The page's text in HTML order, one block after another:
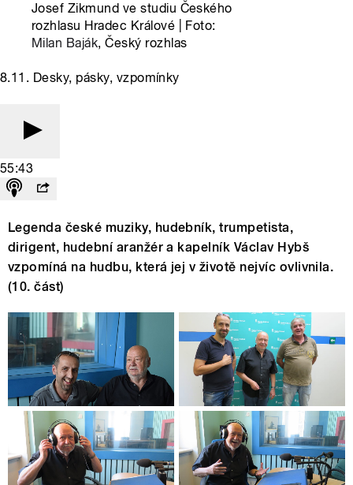
Josef Zikmund ve studiu Českého
rozhlasu Hradec Králové | Foto:
Milan Baják, Český rozhlas
8.11. Desky, pásky, vzpomínky
55:43
Legenda české muziky, hudebník, trumpetista,
dirigent, hudební aranžér a kapelník Václav Hybš
vzpomíná na hudbu, která jej v životě nejvíc ovlivnila.
(10. část)